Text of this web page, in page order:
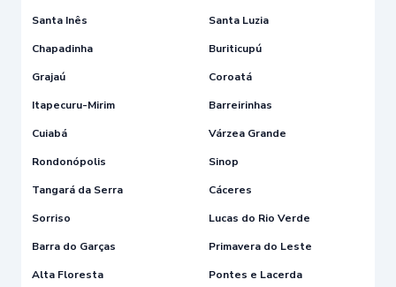
Santa Inês
Santa Luzia
Chapadinha
Buriticupú
Grajaú
Coroatá
Itapecuru-Mirim
Barreirinhas
Cuiabá
Várzea Grande
Rondonópolis
Sinop
Tangará da Serra
Cáceres
Sorriso
Lucas do Rio Verde
Barra do Garças
Primavera do Leste
Alta Floresta
Pontes e Lacerda